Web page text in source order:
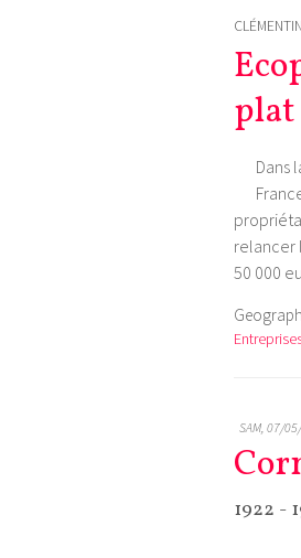
plat
Dans
relancer
50 000
SAM, 07/
1922 -